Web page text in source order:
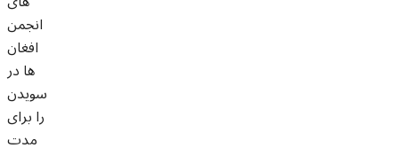
انجمن
افغان
ها در
سویدن
را برای
مدت